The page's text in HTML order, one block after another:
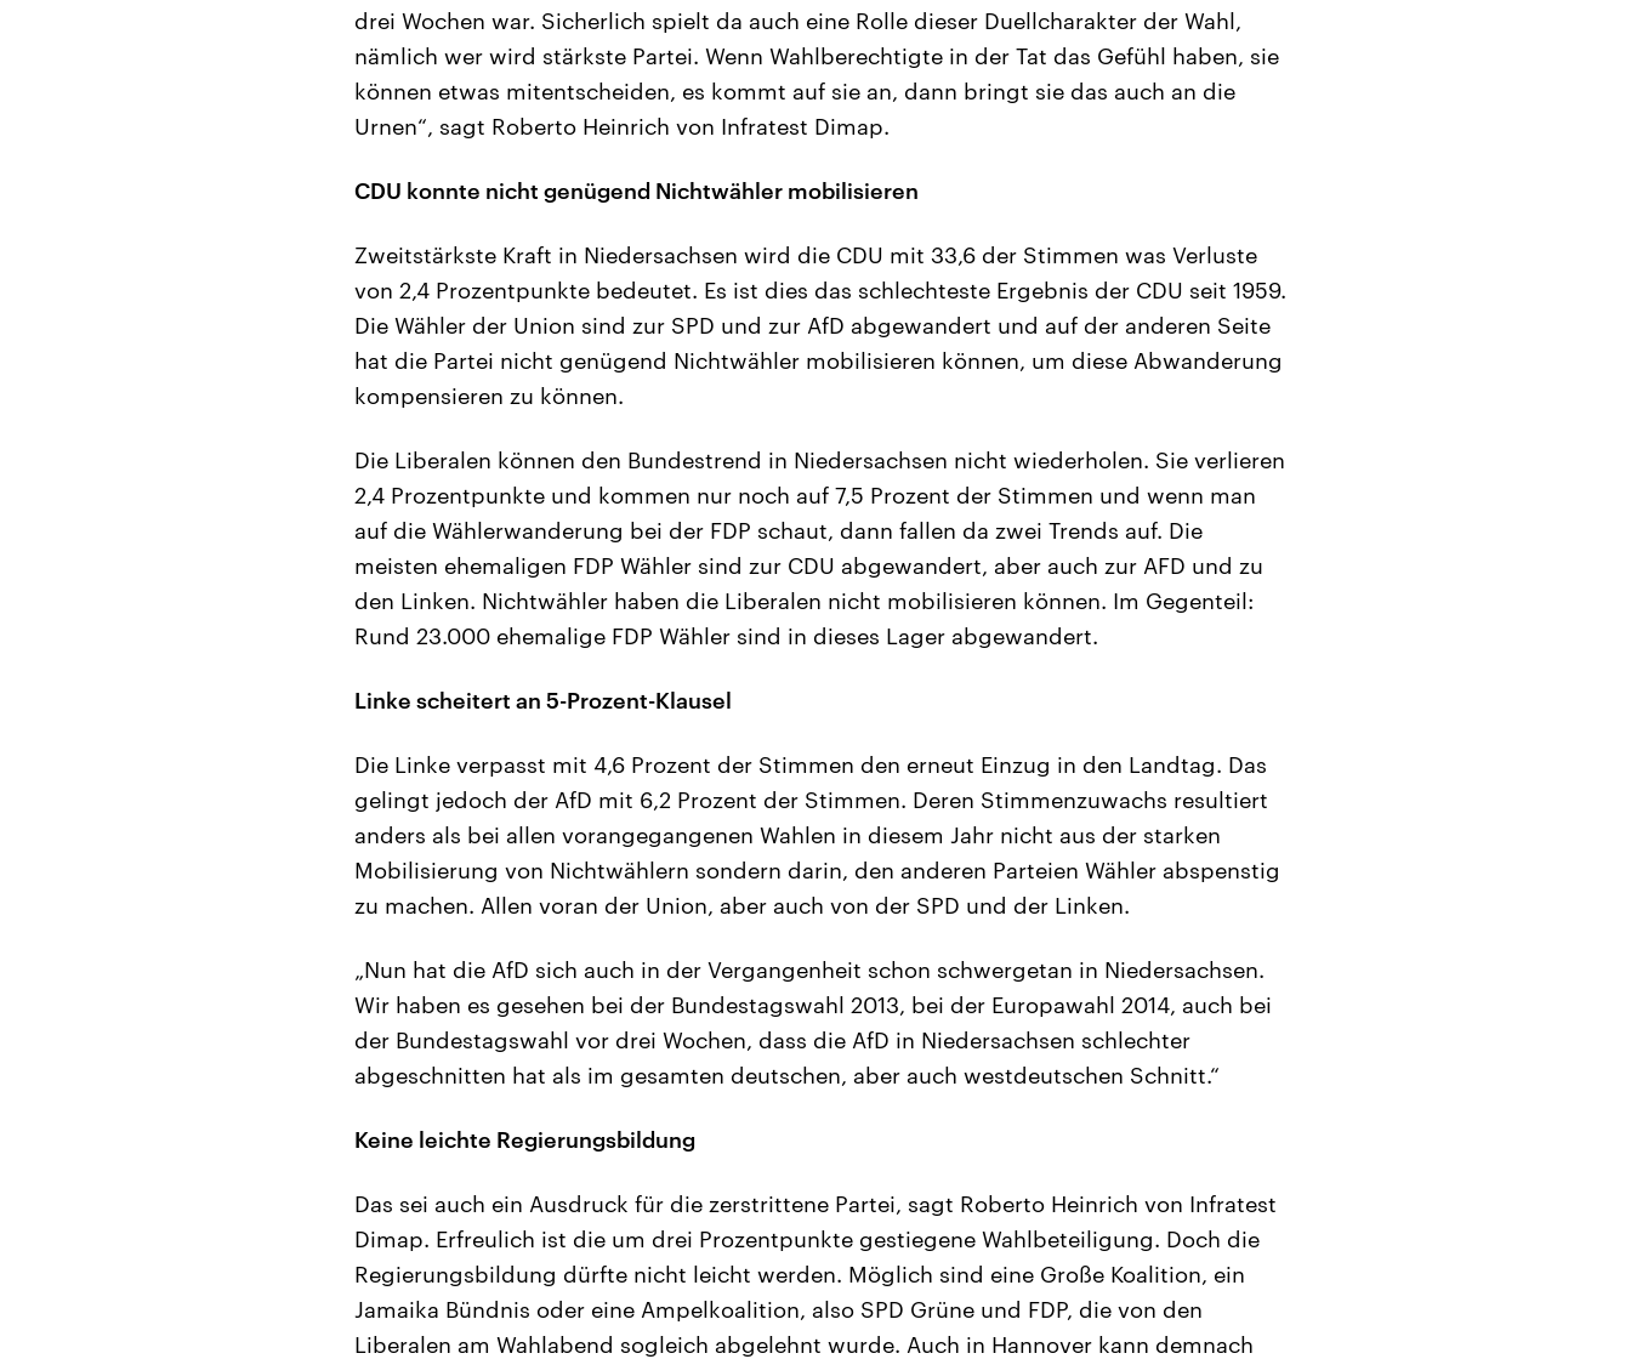
drei Wochen war. Sicherlich spielt da auch eine Rolle dieser Duellcharakter der Wahl,
nämlich wer wird stärkste Partei. Wenn Wahlberechtigte in der Tat das Gefühl haben, sie
können etwas mitentscheiden, es kommt auf sie an, dann bringt sie das auch an die
Urnen“, sagt Roberto Heinrich von Infratest Dimap.
CDU konnte nicht genügend Nichtwähler mobilisieren
Zweitstärkste Kraft in Niedersachsen wird die CDU mit 33,6 der Stimmen was Verluste
von 2,4 Prozentpunkte bedeutet. Es ist dies das schlechteste Ergebnis der CDU seit 1959.
Die Wähler der Union sind zur SPD und zur AfD abgewandert und auf der anderen Seite
hat die Partei nicht genügend Nichtwähler mobilisieren können, um diese Abwanderung
kompensieren zu können.
Die Liberalen können den Bundestrend in Niedersachsen nicht wiederholen. Sie verlieren
2,4 Prozentpunkte und kommen nur noch auf 7,5 Prozent der Stimmen und wenn man
auf die Wählerwanderung bei der FDP schaut, dann fallen da zwei Trends auf. Die
meisten ehemaligen FDP Wähler sind zur CDU abgewandert, aber auch zur AFD und zu
den Linken. Nichtwähler haben die Liberalen nicht mobilisieren können. Im Gegenteil:
Rund 23.000 ehemalige FDP Wähler sind in dieses Lager abgewandert.
Linke scheitert an 5-Prozent-Klausel
Die Linke verpasst mit 4,6 Prozent der Stimmen den erneut Einzug in den Landtag. Das
gelingt jedoch der AfD mit 6,2 Prozent der Stimmen. Deren Stimmenzuwachs resultiert
anders als bei allen vorangegangenen Wahlen in diesem Jahr nicht aus der starken
Mobilisierung von Nichtwählern sondern darin, den anderen Parteien Wähler abspenstig
zu machen. Allen voran der Union, aber auch von der SPD und der Linken.
„Nun hat die AfD sich auch in der Vergangenheit schon schwergetan in Niedersachsen.
Wir haben es gesehen bei der Bundestagswahl 2013, bei der Europawahl 2014, auch bei
der Bundestagswahl vor drei Wochen, dass die AfD in Niedersachsen schlechter
abgeschnitten hat als im gesamten deutschen, aber auch westdeutschen Schnitt.“
Keine leichte Regierungsbildung
Das sei auch ein Ausdruck für die zerstrittene Partei, sagt Roberto Heinrich von Infratest
Dimap. Erfreulich ist die um drei Prozentpunkte gestiegene Wahlbeteiligung. Doch die
Regierungsbildung dürfte nicht leicht werden. Möglich sind eine Große Koalition, ein
Jamaika Bündnis oder eine Ampelkoalition, also SPD Grüne und FDP, die von den
Liberalen am Wahlabend sogleich abgelehnt wurde. Auch in Hannover kann demnach